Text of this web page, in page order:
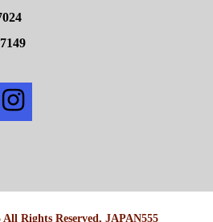
Rights Reserved, JAPAN555